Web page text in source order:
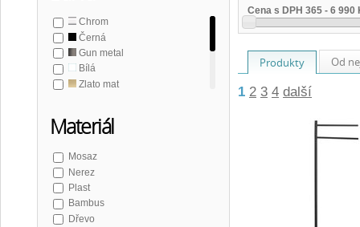
SKAChrom
Černá
Gun metal
Bílá
Zlato mat
Nerez mat
Hnědá
Materiál
Mosaz
Nerez
Plast
Bambus
Dřevo
Cena s DPH 365 - 6 990
Produkty Od
1 2 3 4 další